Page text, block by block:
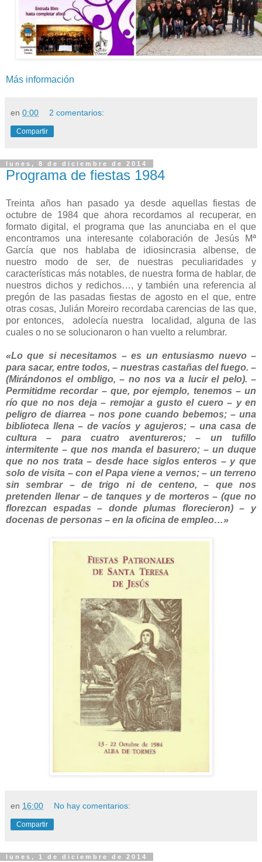
Más información
en 0:00 2 comentarios:
Compartir
lunes, 8 de diciembre de 2014
Programa de fiestas 1984
Treinta años han pasado ya desde aquellas fiestas de
octubre de 1984 que ahora recordamos al recuperar, en
formato digital, el programa que las anunciaba en el que
encontramos una interesante colaboración de Jesús Mª
García que nos hablaba de idiosincrasia albense, de
nuestro modo de ser, de nuestras peculiaridades y
características más notables, de nuestra forma de hablar, de
nuestros dichos y redichos…, y también una referencia al
pregón de las pasadas fiestas de agosto en el que, entre
otras cosas, Julián Moreiro recordaba carencias de las que,
por entonces, adolecía nuestra localidad, alguna de las
cuales o no se solucionaron o han vuelto a relumbrar.
«Lo que si necesitamos – es un entusiasmo nuevo –
para sacar, entre todos, – nuestras castañas del fuego. –
(Mirándonos el ombligo, – no nos va a lucir el pelo). –
Permitidme recordar – que, por ejemplo, tenemos – un
río que no nos deja – remojar a gusto el cuero – y en
peligro de diarrea – nos pone cuando bebemos; – una
biblioteca llena – de vacíos y agujeros; – una casa de
cultura – para cuatro aventureros; – un tufillo
intermitente – que nos manda el basurero; – un duque
que no nos trata – desde hace siglos enteros – y que
solo de visita – con el Papa viene a vernos; – un terreno
sin sembrar – de trigo ni de centeno, – que nos
pretenden llenar – de tanques y de morteros – (que no
florezcan espadas – donde plumas florecieron) – y
docenas de personas – en la oficina de empleo…»
en 16:00 No hay comentarios:
Compartir
lunes, 1 de diciembre de 2014